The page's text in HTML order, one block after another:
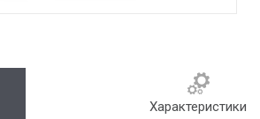
Характеристики